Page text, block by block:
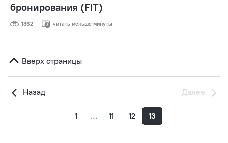
бронирования (FIT)
1362 читать меньше минуты
Вверх страницы
Назад Далее
1 … 11 12 13